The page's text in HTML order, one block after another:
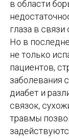
в области
глаза в связи
Но в
не только
пациентов,
заболевания
диабет и
связок,
травмы